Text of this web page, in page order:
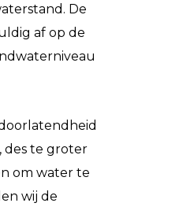
De
af op de
des te groter
om water te
wij de